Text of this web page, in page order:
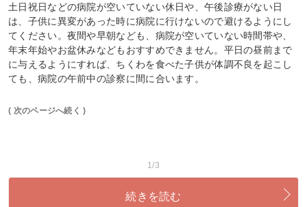
土日祝日などの病院が空いていない休日や、午後診療がない日
は、子供に異変があった時に病院に行けないので避けるようにし
てください。夜間や早朝なども、病院が空いていない時間帯や、
年末年始やお盆休みなどもおすすめできません。平日の昼前まで
に与えるようにすれば、ちくわを食べた子供が体調不良を起こし
ても、病院の午前中の診察に間に合います。
( 次のページへ続く )
1/3
続きを読む